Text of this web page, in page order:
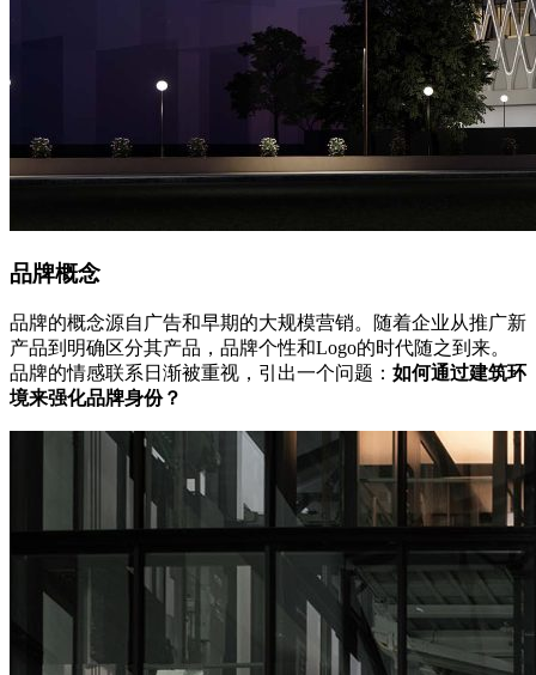
品牌概念
品牌的概念源自广告和早期的大规模营销。随着企业从推广新
产品到明确区分其产品，品牌个性和Logo的时代随之到来。
品牌的情感联系日渐被重视，引出一个问题： 如何通过建筑环
境来强化品牌身份？